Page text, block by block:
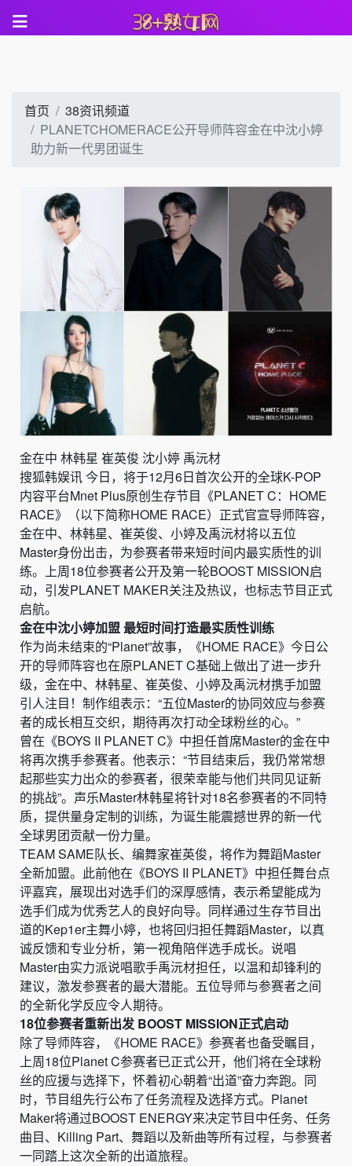
首页
38资讯频道
PLANETCHOMERACE公开导师阵容金在中沈小婷
助力新一代男团诞生
金在中 林韩星 崔英俊 沈小婷 禹沅材
搜狐韩娱讯 今日，将于12月6日首次公开的全球K-POP
内容平台Mnet Plus原创生存节目《PLANET C：HOME
RACE》（以下简称HOME RACE）正式官宣导师阵容，
金在中、林韩星、崔英俊、小婷及禹沅材将以五位
Master身份出击，为参赛者带来短时间内最实质性的训
练。上周18位参赛者公开及第一轮BOOST MISSION启
动，引发PLANET MAKER关注及热议，也标志节目正式
启航。
金在中沈小婷加盟 最短时间打造最实质性训练
作为尚未结束的“Planet”故事，《HOME RACE》今日公
开的导师阵容也在原PLANET C基础上做出了进一步升
级，金在中、林韩星、崔英俊、小婷及禹沅材携手加盟
引人注目！制作组表示：“五位Master的协同效应与参赛
者的成长相互交织，期待再次打动全球粉丝的心。”
曾在《BOYS II PLANET C》中担任首席Master的金在中
将再次携手参赛者。他表示：“节目结束后，我仍常常想
起那些实力出众的参赛者，很荣幸能与他们共同见证新
的挑战”。声乐Master林韩星将针对18名参赛者的不同特
质，提供量身定制的训练，为诞生能震撼世界的新一代
全球男团贡献一份力量。
TEAM SAME队长、编舞家崔英俊，将作为舞蹈Master
全新加盟。此前他在《BOYS II PLANET》中担任舞台点
评嘉宾，展现出对选手们的深厚感情，表示希望能成为
选手们成为优秀艺人的良好向导。同样通过生存节目出
道的Kep1er主舞小婷，也将回归担任舞蹈Master，以真
诚反馈和专业分析，第一视角陪伴选手成长。说唱
Master由实力派说唱歌手禹沅材担任，以温和却锋利的
建议，激发参赛者的最大潜能。五位导师与参赛者之间
的全新化学反应令人期待。
18位参赛者重新出发 BOOST MISSION正式启动
除了导师阵容，《HOME RACE》参赛者也备受瞩目，
上周18位Planet C参赛者已正式公开，他们将在全球粉
丝的应援与选择下，怀着初心朝着“出道”奋力奔跑。同
时，节目组先行公布了任务流程及选择方式。Planet
Maker将通过BOOST ENERGY来决定节目中任务、任务
曲目、Killing Part、舞蹈以及新曲等所有过程，与参赛者
一同踏上这次全新的出道旅程。